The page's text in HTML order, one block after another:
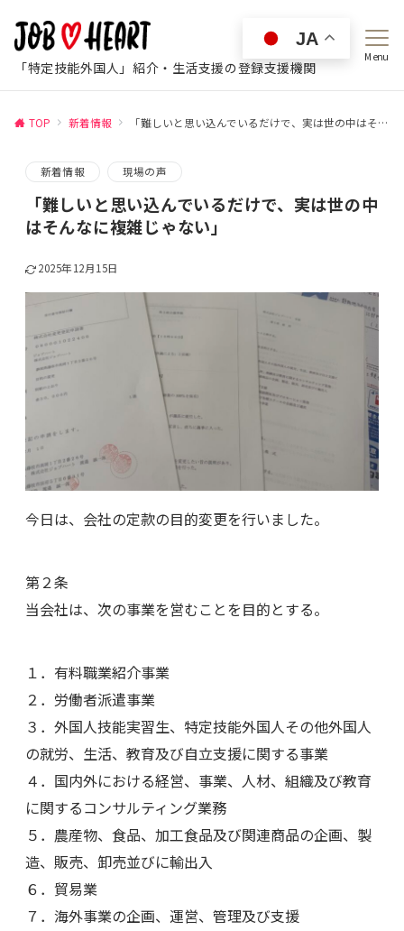
「特定技能外国人」紹介・生活支援の登録支援機関
Menu
TOP 新着情報 「難しいと思い込んでいるだけで、実は世の中はそんなに複雑じゃない」
新着情報 現場の声
「難しいと思い込んでいるだけで、実は世の中
はそんなに複雑じゃない」
2025年12月15日
今日は、会社の定款の目的変更を行いました。
第２条
当会社は、次の事業を営むことを目的とする。
１．有料職業紹介事業
２．労働者派遣事業
３．外国人技能実習生、特定技能外国人その他外国人
の就労、生活、教育及び自立支援に関する事業
４．国内外における経営、事業、人材、組織及び教育
に関するコンサルティング業務
５．農産物、食品、加工食品及び関連商品の企画、製
造、販売、卸売並びに輸出入
６．貿易業
７．海外事業の企画、運営、管理及び支援
JA